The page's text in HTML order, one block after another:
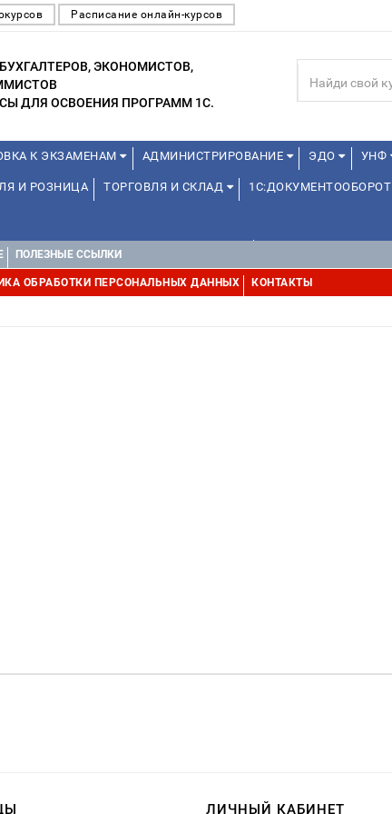
Расписание онлайн-курсов
БУХГАЛТЕРОВ, ЭКОНОМИСТОВ,
ДЛЯ ОСВОЕНИЯ ПРОГРАММ 1С.
К ЭКЗАМЕНАМ АДМИНИСТРИРОВАНИЕ ЭДО УНФ
И РОЗНИЦА ТОРГОВЛЯ И СКЛАД 1С:ДОКУМЕНТООБОРОТ
ПРЕПОДАВАТЕЛЕЙ ШКОЛЬНЫХ КУРСОВ
(ПРОФЕССИОНАЛЬНЫЕ ПРОБЫ) 4-6 ЧАСОВ ОТ 12 ЛЕТ
ПОЛЕЗНЫЕ ССЫЛКИ
ОБРАБОТКИ ПЕРСОНАЛЬНЫХ ДАННЫХ КОНТАКТЫ
ЛИЧНЫЙ КАБИНЕТ